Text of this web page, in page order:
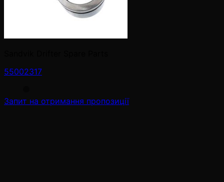
55002317
Запит на отримання пропозиції